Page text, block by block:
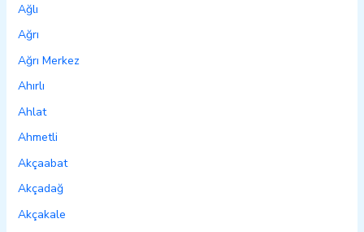
Ağlı
Ağrı
Ağrı Merkez
Ahırlı
Ahlat
Ahmetli
Akçaabat
Akçadağ
Akçakale